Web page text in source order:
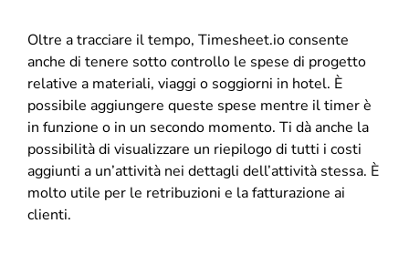
Oltre a tracciare il tempo, Timesheet.io consente
anche di tenere sotto controllo le spese di progetto
relative a materiali, viaggi o soggiorni in hotel. È
possibile aggiungere queste spese mentre il timer è
in funzione o in un secondo momento. Ti dà anche la
possibilità di visualizzare un riepilogo di tutti i costi
aggiunti a un’attività nei dettagli dell’attività stessa. È
molto utile per le retribuzioni e la fatturazione ai
clienti.